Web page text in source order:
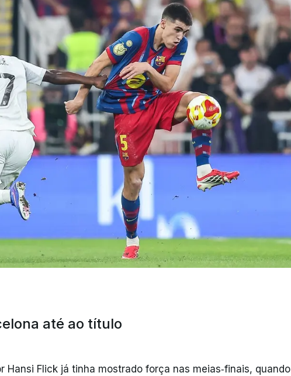
até ao título
Hansi Flick já tinha mostrado força nas meias‑finais, quando